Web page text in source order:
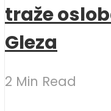
traže
Gleza
2 Min Read